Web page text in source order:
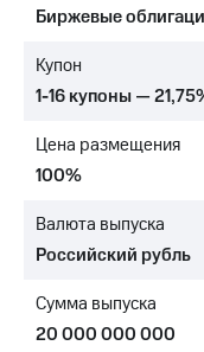
Достижения
Интервью
отчетность
Контакты
Новости
в
Биржевые
Купон
1-16 купоны —
Цена размещения
100%
Валюта выпуска
Российский рубль
Сумма выпуска
20 000 000 000